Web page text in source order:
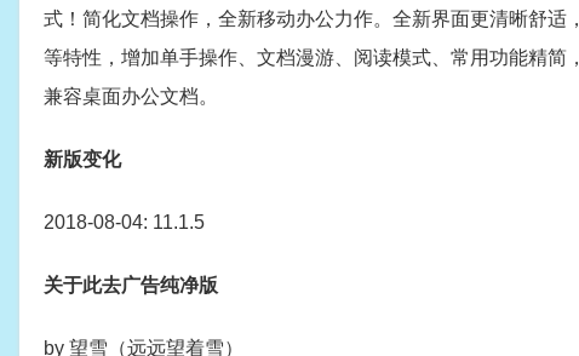
式！简化文档操作，全新移动办公力作。全新界面更清晰舒
等特性，增加单手操作、文档漫游、阅读模式、常用功能精
兼容桌面办公文档。
新版变化
2018-08-04: 11.1.5
关于此去广告纯净版
by 望雪（远远望着雪）